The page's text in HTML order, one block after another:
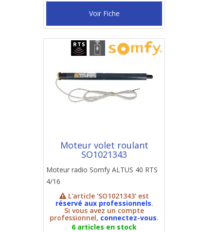
Voir Fiche
Moteur volet roulant
SO1021343
Moteur radio Somfy ALTUS 40 RTS
4/16
L'article 'SO1021343' est
réservé aux professionnels.
Si vous avez un compte
professionnel, connectez-vous.
6 articles en stock